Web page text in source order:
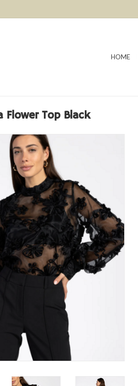
HOME
Flower Top Black